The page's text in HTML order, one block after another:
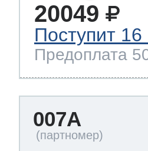
20049
Поступит
Предоплата
007A